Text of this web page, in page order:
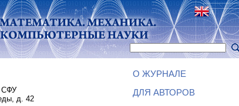
СФУ
д. 42
О ЖУРНАЛЕ
ДЛЯ АВТОРОВ